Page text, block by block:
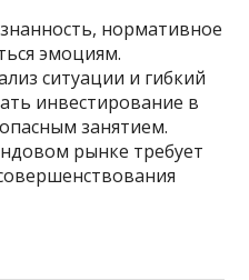
нормативное
эмоциям.
ситуации и гибкий
инвестирование в
занятием.
рынке требует